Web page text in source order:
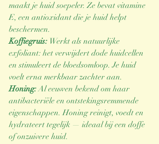
maakt je huid soepeler. Ze bevat vitamine
E, een antioxidant die je huid helpt
beschermen.
Koffiegruis: Werkt als natuurlijke
exfoliant: het verwijdert dode huidcellen
en stimuleert de bloedsomloop. Je huid
voelt erna merkbaar zachter aan.
Honing: Al eeuwen bekend om haar
antibacteriële en ontstekingsremmende
eigenschappen. Honing reinigt, voedt en
hydrateert tegelijk — ideaal bij een doffe
of onzuivere huid.